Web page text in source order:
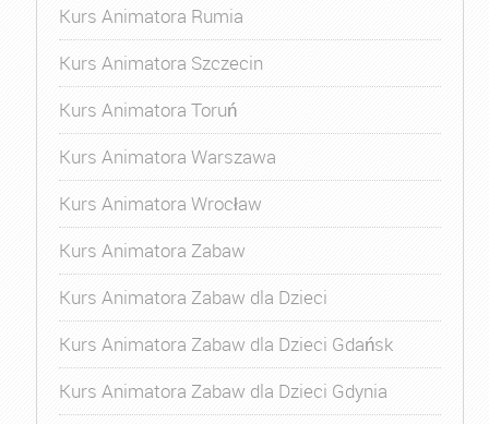
Kurs Animatora Rumia
Kurs Animatora Szczecin
Kurs Animatora Toruń
Kurs Animatora Warszawa
Kurs Animatora Wrocław
Kurs Animatora Zabaw
Kurs Animatora Zabaw dla Dzieci
Kurs Animatora Zabaw dla Dzieci Gdańsk
Kurs Animatora Zabaw dla Dzieci Gdynia